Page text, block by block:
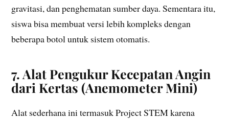
gravitasi, dan penghematan sumber daya. Sementara itu,
siswa bisa membuat versi lebih kompleks dengan
beberapa botol untuk sistem otomatis.
7. Alat Pengukur Kecepatan Angin
dari Kertas (Anemometer Mini)
Alat sederhana ini termasuk Project STEM karena